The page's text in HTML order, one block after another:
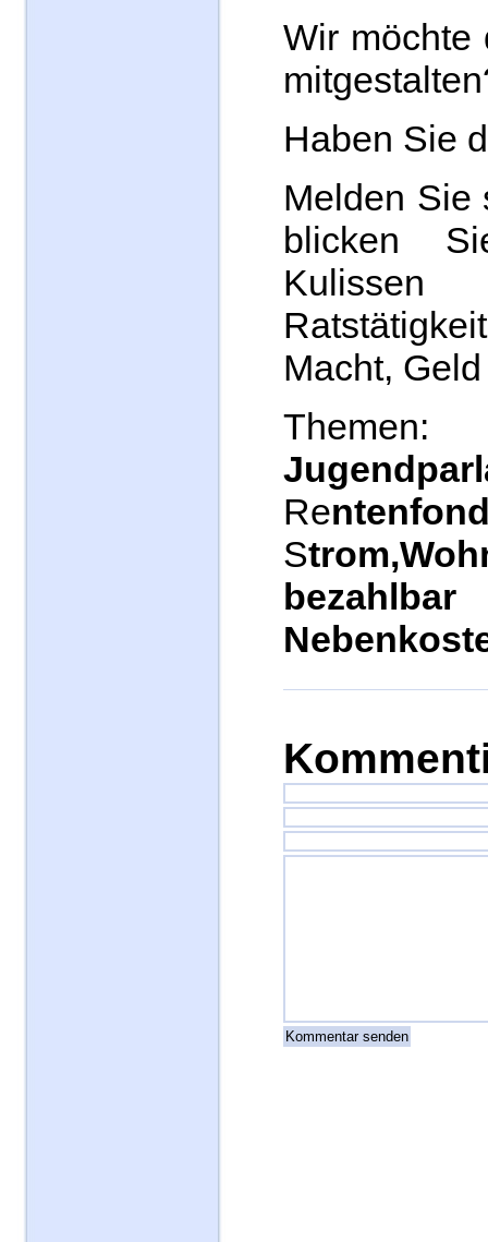
Wir möchte
Haben Sie
Melden Sie
blicken
Macht,
Re
S